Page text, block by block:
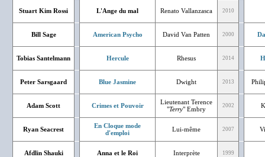
Stuart Kim Rossi L'Ange du mal Renato Vallanzasca 2010
Bill Sage American Psycho David Van Patten 2000
Tobias Santelmann Hercule Rhesus 2014
Peter Sarsgaard Blue Jasmine Dwight 2013
Adam Scott Crimes et Pouvoir
Lieutenant Terence
"Terry" Embry 2002
Ryan Seacrest
En Cloque mode
d'emploi
Lui-même 2007
Afdlin Shauki Anna et le Roi Interprète 1999